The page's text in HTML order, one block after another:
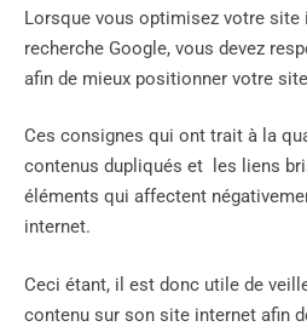
Lorsque vous optimisez votre site
recherche Google, vous devez
afin de mieux positionner votre
Ces consignes qui ont trait à la
contenus dupliqués et les liens
éléments qui affectent
internet.
Ceci étant, il est donc utile de
contenu sur son site internet afin